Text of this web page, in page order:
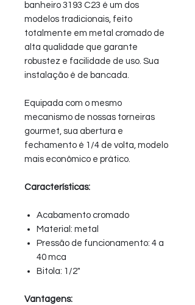
banheiro 3193 C23 é um dos
modelos tradicionais, feito
totalmente em metal cromado de
alta qualidade que garante
robustez e facilidade de uso. Sua
instalação é de bancada.
Equipada com o mesmo
mecanismo de nossas torneiras
gourmet, sua abertura e
fechamento é 1/4 de volta, modelo
mais econômico e prático.
Características:
Acabamento cromado
Material: metal
Pressão de funcionamento: 4 a
40 mca
Bitola: 1/2"
Vantagens: